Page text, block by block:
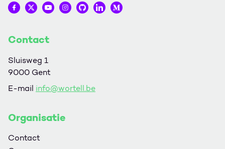
Wortell op Facebook
Wortell op Twitter
Wortell op YouTube
Wortell op Instagram
Wortell op Github
Wortell op LinkedIn
Wortell op Medium
Contact
Sluisweg 1
9000 Gent
E-mail info@wortell.be
Organisatie
Contact